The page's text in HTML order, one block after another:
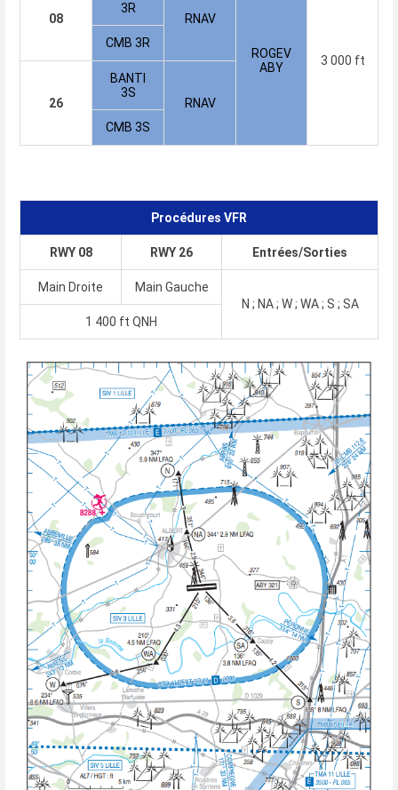
08
3R
RNAV
ROGEV
ABY
3 000 ft
CMB 3R
26
BANTI
3S
RNAV
CMB 3S
Procédures VFR
RWY 08 RWY 26 Entrées/Sorties
Main Droite
Main Gauche
N ; NA ; W ; WA ; S ; SA
1 400 ft QNH